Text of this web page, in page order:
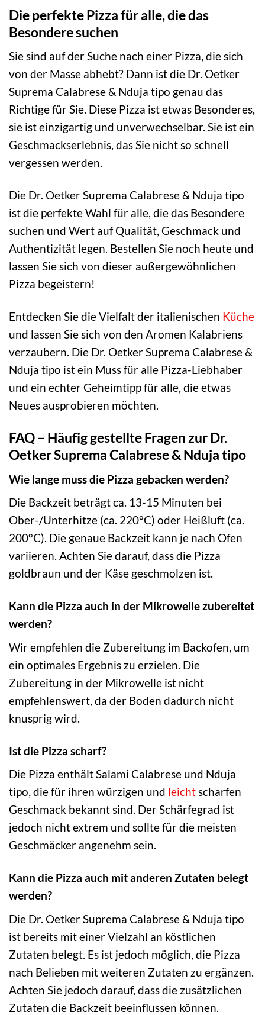
Die perfekte Pizza für alle, die das
Besondere suchen
Sie sind auf der Suche nach einer Pizza, die sich
von der Masse abhebt? Dann ist die Dr. Oetker
Suprema Calabrese & Nduja tipo genau das
Richtige für Sie. Diese Pizza ist etwas Besonderes,
sie ist einzigartig und unverwechselbar. Sie ist ein
Geschmackserlebnis, das Sie nicht so schnell
vergessen werden.
Die Dr. Oetker Suprema Calabrese & Nduja tipo
ist die perfekte Wahl für alle, die das Besondere
suchen und Wert auf Qualität, Geschmack und
Authentizität legen. Bestellen Sie noch heute und
lassen Sie sich von dieser außergewöhnlichen
Pizza begeistern!
Entdecken Sie die Vielfalt der italienischen Küche
und lassen Sie sich von den Aromen Kalabriens
verzaubern. Die Dr. Oetker Suprema Calabrese &
Nduja tipo ist ein Muss für alle Pizza-Liebhaber
und ein echter Geheimtipp für alle, die etwas
Neues ausprobieren möchten.
FAQ – Häufig gestellte Fragen zur Dr.
Oetker Suprema Calabrese & Nduja tipo
Wie lange muss die Pizza gebacken werden?
Die Backzeit beträgt ca. 13-15 Minuten bei
Ober-/Unterhitze (ca. 220°C) oder Heißluft (ca.
200°C). Die genaue Backzeit kann je nach Ofen
variieren. Achten Sie darauf, dass die Pizza
goldbraun und der Käse geschmolzen ist.
Kann die Pizza auch in der Mikrowelle zubereitet
werden?
Wir empfehlen die Zubereitung im Backofen, um
ein optimales Ergebnis zu erzielen. Die
Zubereitung in der Mikrowelle ist nicht
empfehlenswert, da der Boden dadurch nicht
knusprig wird.
Ist die Pizza scharf?
Die Pizza enthält Salami Calabrese und Nduja
tipo, die für ihren würzigen und leichtscharfen
Geschmack bekannt sind. Der Schärfegrad ist
jedoch nicht extrem und sollte für die meisten
Geschmäcker angenehm sein.
Kann die Pizza auch mit anderen Zutaten belegt
werden?
Die Dr. Oetker Suprema Calabrese & Nduja tipo
ist bereits mit einer Vielzahl an köstlichen
Zutaten belegt. Es ist jedoch möglich, die Pizza
nach Belieben mit weiteren Zutaten zu ergänzen.
Achten Sie jedoch darauf, dass die zusätzlichen
Zutaten die Backzeit beeinflussen können.